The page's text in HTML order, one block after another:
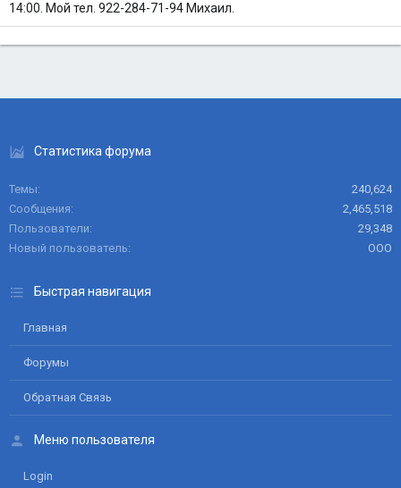
14:00. Мой тел. 922-284-71-94 Михаил.
Статистика форума
Темы
240,624
Сообщения
2,465,518
Пользователи
29,348
Новый пользователь
ООО
Быстрая навигация
Главная
Форумы
Обратная Связь
Меню пользователя
Login